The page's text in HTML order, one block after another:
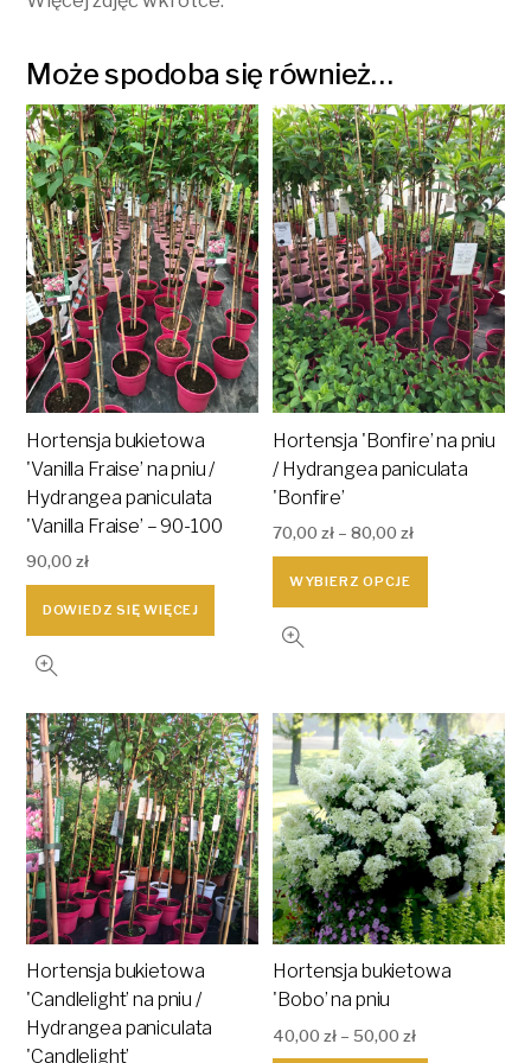
Może spodoba się również…
Hortensja bukietowa
'Vanilla Fraise’ na pniu /
Hydrangea paniculata
'Vanilla Fraise’ – 90-100
90,00zł
DOWIEDZ SIĘ WIĘCEJ
Hortensja 'Bonfire’ na pniu
/ Hydrangea paniculata
'Bonfire’
70,00zł –80,00zł
WYBIERZ OPCJE
Opcje
można
wybrać
na
stronie
produktu
Hortensja bukietowa
'Candlelight’ na pniu /
Hydrangea paniculata
'Candlelight’
Hortensja bukietowa
'Bobo’ na pniu
40,00zł –50,00zł